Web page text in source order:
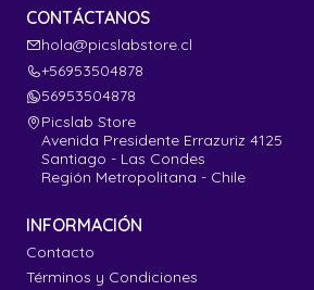
CONTÁCTANOS
hola@picslabstore.cl
+56953504878
56953504878
Picslab Store
Avenida Presidente Errazuriz 4125
Santiago - Las Condes
Región Metropolitana - Chile
INFORMACIÓN
Contacto
Términos y Condiciones